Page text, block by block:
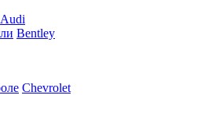
Audi
Bentley
Chevrolet